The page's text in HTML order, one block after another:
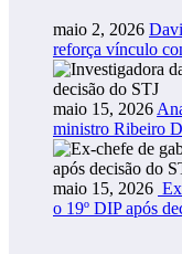
maio 2, 2026
reforça vínculo
maio 15, 2026
ministro Ribeiro
maio 15, 2026
o 19º DIP após